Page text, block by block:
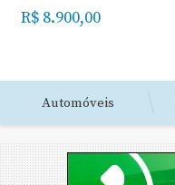
R$ 3.397,00
Automóveis